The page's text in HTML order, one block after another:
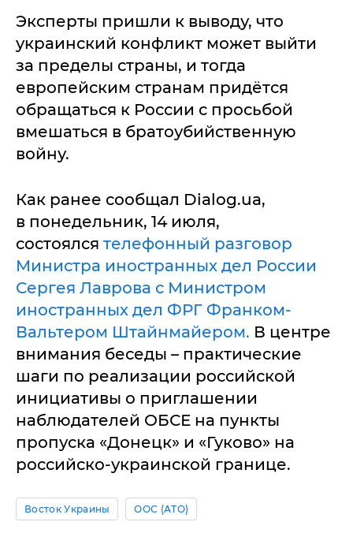
Эксперты пришли к выводу, что
украинский конфликт может выйти
за пределы страны, и тогда
европейским странам придётся
обращаться к России с просьбой
вмешаться в братоубийственную
войну.
Как ранее сообщал Dialog.ua,
в понедельник, 14 июля,
состоялся телефонный разговор
Министра иностранных дел России
Сергея Лаврова с Министром
иностранных дел ФРГ Франком-
Вальтером Штайнмайером. В центре
внимания беседы – практические
шаги по реализации российской
инициативы о приглашении
наблюдателей ОБСЕ на пункты
пропуска «Донецк» и «Гуково» на
российско-украинской границе.
Восток Украины ООС (АТО)